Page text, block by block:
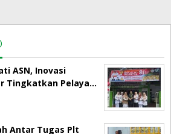
ASN, Inovasi
Tingkatkan Pelaya…
Antar Tugas Plt